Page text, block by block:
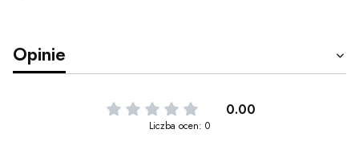
Opinie
0.00
Liczba ocen: 0